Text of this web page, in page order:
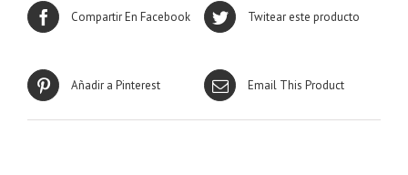
Compartir En Facebook Twitear este producto
Añadir a Pinterest Email This Product